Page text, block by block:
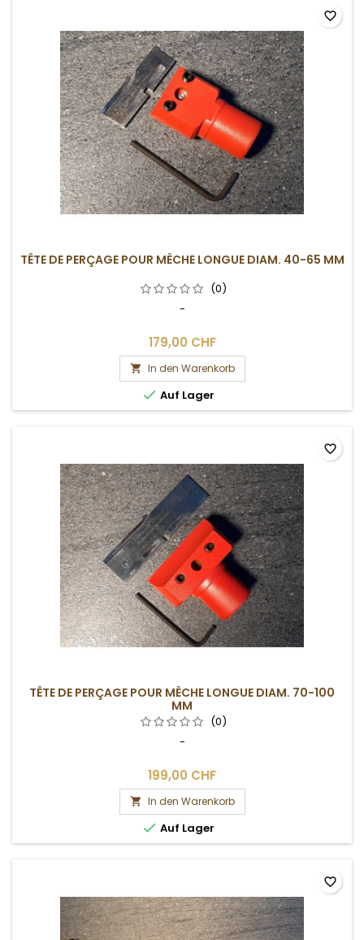
TÊTE DE PERÇAGE POUR MÈCHE LONGUE DIAM. 40-65 MM
(0)
-
179,00 CHF
 In den Warenkorb
 Auf Lager
favorite_border
TÊTE DE PERÇAGE POUR MÈCHE LONGUE DIAM. 70-100
MM
(0)
-
199,00 CHF
 In den Warenkorb
 Auf Lager
favorite_border
favorite_border